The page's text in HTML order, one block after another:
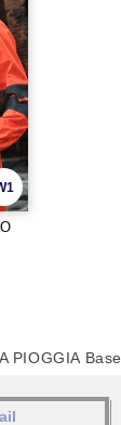
PIOGGIA Base